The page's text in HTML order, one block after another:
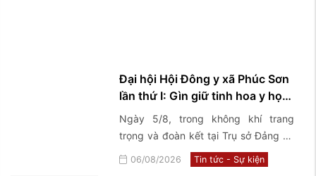
Đại hội Hội Đông y xã Phúc Sơn
lần thứ I: Gìn giữ tinh hoa y học
cổ truyền, lan tỏa giá trị nhân
văn vì sức khỏe cộng đồng
Ngày 5/8, trong không khí trang
trọng và đoàn kết tại Trụ sở Đảng ủy
xã Phúc Sơn, Hội Đông y xã Phúc Sơn
đã long trọng tổ chức Đại hội lần thứ
06/08/2026 Tin tức - Sự kiện